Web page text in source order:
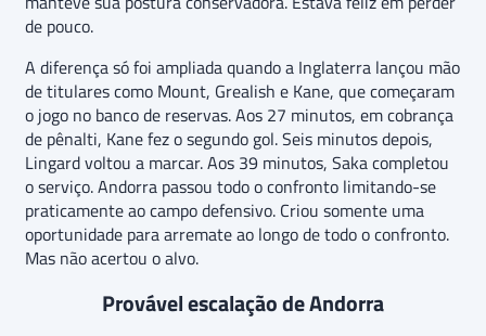
de pouco.
A diferença só foi ampliada quando a Inglaterra lançou mão
de titulares como Mount, Grealish e Kane, que começaram
o jogo no banco de reservas. Aos 27 minutos, em cobrança
de pênalti, Kane fez o segundo gol. Seis minutos depois,
Lingard voltou a marcar. Aos 39 minutos, Saka completou
o serviço. Andorra passou todo o confronto limitando-se
praticamente ao campo defensivo. Criou somente uma
oportunidade para arremate ao longo de todo o confronto.
Mas não acertou o alvo.
Provável escalação de Andorra